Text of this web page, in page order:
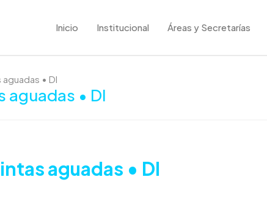
Inicio Institucional Áreas y Secretarías
• DI
aguadas • DI
aguadas • DI